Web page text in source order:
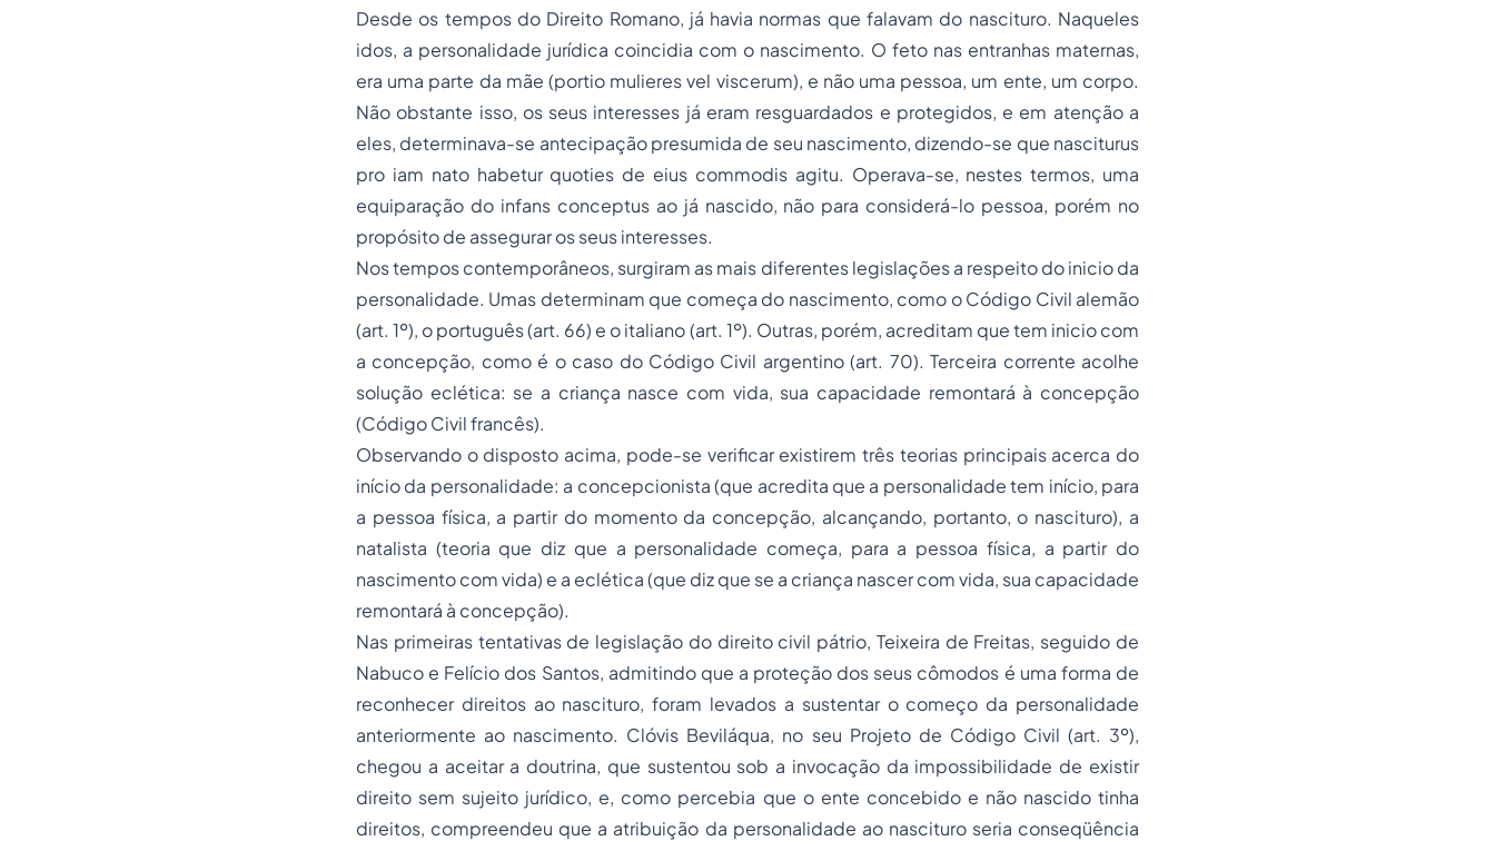
Desde os tempos do Direito Romano, já havia normas que falavam do nascituro. Naqueles
idos, a personalidade jurídica coincidia com o nascimento. O feto nas entranhas maternas,
era uma parte da mãe (portio mulieres vel viscerum), e não uma pessoa, um ente, um corpo.
Não obstante isso, os seus interesses já eram resguardados e protegidos, e em atenção a
eles, determinava-se antecipação presumida de seu nascimento, dizendo-se que nasciturus
pro iam nato habetur quoties de eius commodis agitu. Operava-se, nestes termos, uma
equiparação do infans conceptusao já nascido, não para considerá-lo pessoa, porém no
propósito de assegurar os seus interesses.
Nos tempos contemporâneos, surgiram as mais diferentes legislações a respeito do inicio da
personalidade. Umas determinam que começa do nascimento, como o Código Civil alemão
(art. 1º), o português (art. 66) e o italiano (art. 1º). Outras, porém, acreditam que tem inicio com
a concepção, como é o caso do Código Civil argentino (art. 70). Terceira corrente acolhe
solução eclética: se a criança nasce com vida, sua capacidade remontará à concepção
(Código Civil francês).
Observando o disposto acima, pode-se verificar existirem três teorias principais acerca do
início da personalidade: a concepcionista (que acredita que a personalidade tem início, para
a pessoa física, a partir do momento da concepção, alcançando, portanto, o nascituro), a
natalista (teoria que diz que a personalidade começa, para a pessoa física, a partir do
nascimento com vida) e a eclética (que diz que se a criança nascer com vida, sua capacidade
remontará à concepção).
Nas primeiras tentativas de legislação do direito civil pátrio, Teixeira de Freitas, seguido de
Nabuco e Felício dos Santos, admitindo que a proteção dos seus cômodos é uma forma de
reconhecer direitos ao nascituro, foram levados a sustentar o começo da personalidade
anteriormente ao nascimento. Clóvis Beviláqua, no seu Projeto de Código Civil (art. 3º),
chegou a aceitar a doutrina, que sustentou sob a invocação da impossibilidade de existir
direito sem sujeito jurídico, e, como percebia que o ente concebido e não nascido tinha
direitos, compreendeu que a atribuição da personalidade ao nascituro seria conseqüência